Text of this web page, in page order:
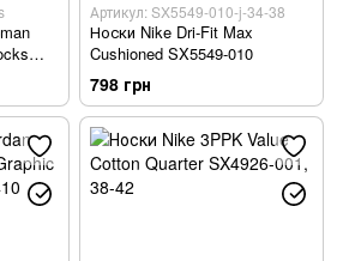
Артикул: SX5549-010-j-34-38
Носки Nike Dri-Fit Max
Cushioned SX5549-010
798 грн